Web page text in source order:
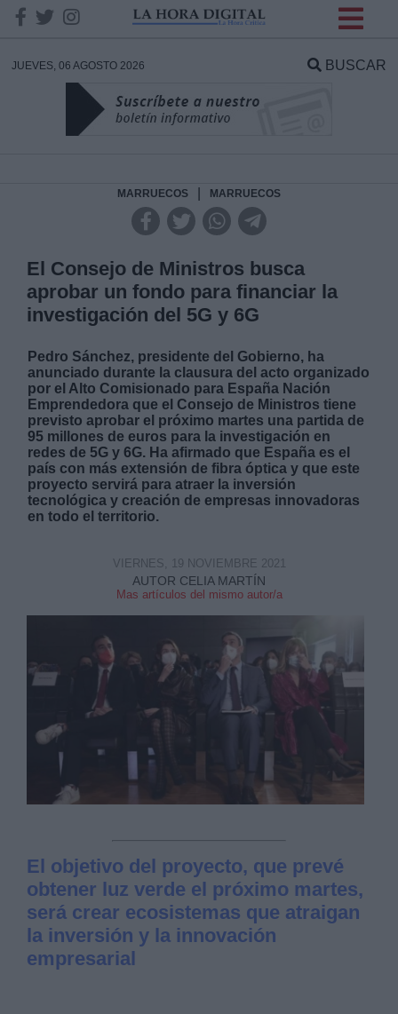
JUEVES, 06 AGOSTO 2026 BUSCAR
MARRUECOS MARRUECOS
El Consejo de Ministros busca
aprobar un fondo para financiar la
investigación del 5G y 6G
Pedro Sánchez, presidente del Gobierno, ha
anunciado durante la clausura del acto organizado
por el Alto Comisionado para España Nación
Emprendedora que el Consejo de Ministros tiene
previsto aprobar el próximo martes una partida de
95 millones de euros para la investigación en
redes de 5G y 6G. Ha afirmado que España es el
país con más extensión de fibra óptica y que este
proyecto servirá para atraer la inversión
tecnológica y creación de empresas innovadoras
en todo el territorio.
AUTOR CELIA MARTÍN
Mas artículos del mismo autor/a
VIERNES, 19 NOVIEMBRE 2021
El objetivo del proyecto, que prevé
obtener luz verde el próximo martes,
será crear ecosistemas que atraigan
la inversión y la innovación
empresarial
DATOS
Responsable:
Legitimación:
Destinatarios:
Derechos:
link
Información adicional